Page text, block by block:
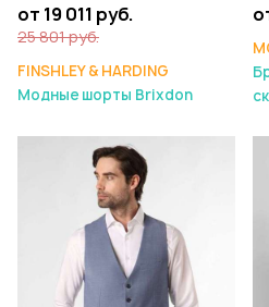
от 19 011 руб.
25 801 руб.
FINSHLEY & HARDING
Модные шорты Brixdon